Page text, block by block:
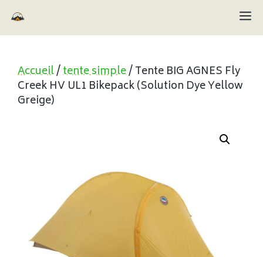
au
contenu
Accueil/tente simple/ Tente BIG AGNES Fly
Creek HV UL1 Bikepack (Solution Dye Yellow
Greige)